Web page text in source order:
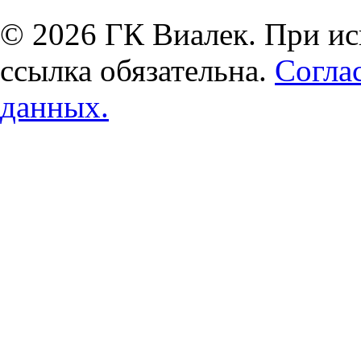
© 2026 ГК Виалек. При
ссылка обязательна.
данных.